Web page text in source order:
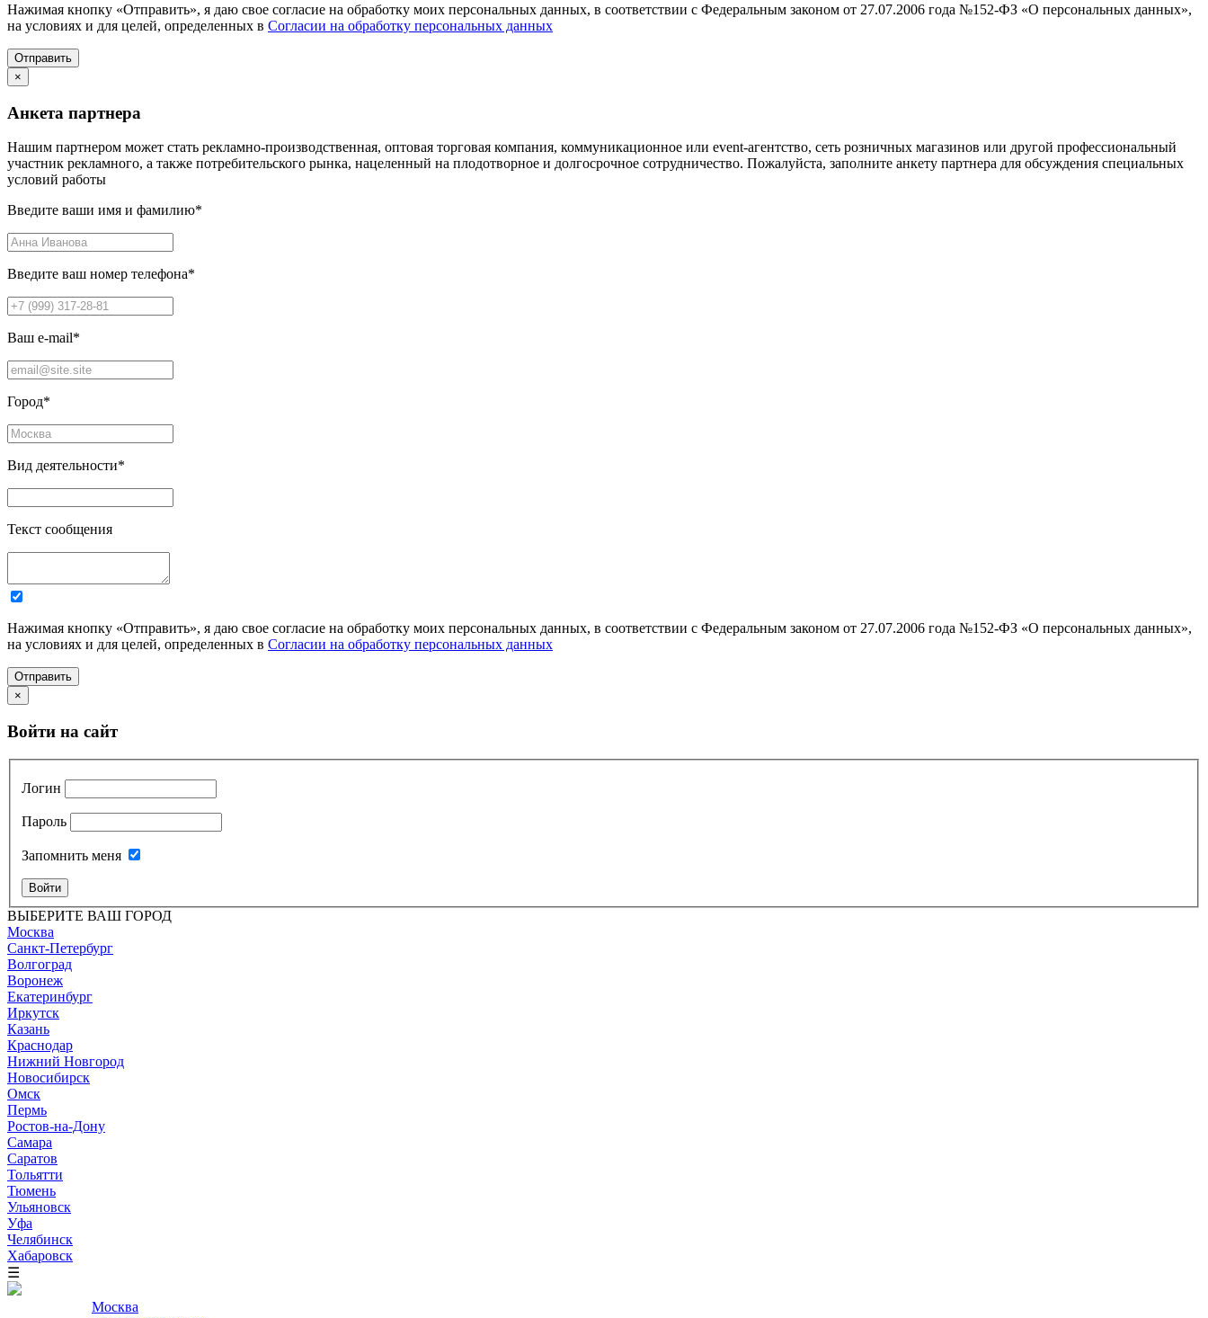
Нажимая кнопку «Отправить», я даю свое согласие на обработку моих персональных данных, в соответствии с Федеральным законом от 27.07.2006 года №152-ФЗ «О персональных данных»,
на условиях и для целей, определенных в Согласии на обработку персональных данных
Отправить
×
Анкета партнера
Нашим партнером может стать рекламно-производственная, оптовая торговая компания, коммуникационное или event-агентство, сеть розничных магазинов или другой профессиональный
участник рекламного, а также потребительского рынка, нацеленный на плодотворное и долгосрочное сотрудничество. Пожалуйста, заполните анкету партнера для обсуждения специальных
условий работы
Введите ваши имя и фамилию*
Введите ваш номер телефона*
Ваш e-mail*
Город*
Вид деятельности*
Текст сообщения
Нажимая кнопку «Отправить», я даю свое согласие на обработку моих персональных данных, в соответствии с Федеральным законом от 27.07.2006 года №152-ФЗ «О персональных данных»,
на условиях и для целей, определенных в Согласии на обработку персональных данных
Отправить
×
Войти на сайт
Логин
Пароль
Запомнить меня
Войти
ВЫБЕРИТЕ ВАШ ГОРОД
Москва
Санкт-Петербург
Волгоград
Воронеж
Екатеринбург
Иркутск
Казань
Краснодар
Нижний Новгород
Новосибирск
Омск
Пермь
Ростов-на-Дону
Самара
Саратов
Тольятти
Тюмень
Ульяновск
Уфа
Челябинск
Хабаровск
☰
Москва